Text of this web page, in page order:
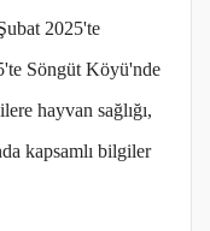
2025'te
Söngüt Köyü'nde
hayvan sağlığı,
kapsamlı bilgiler